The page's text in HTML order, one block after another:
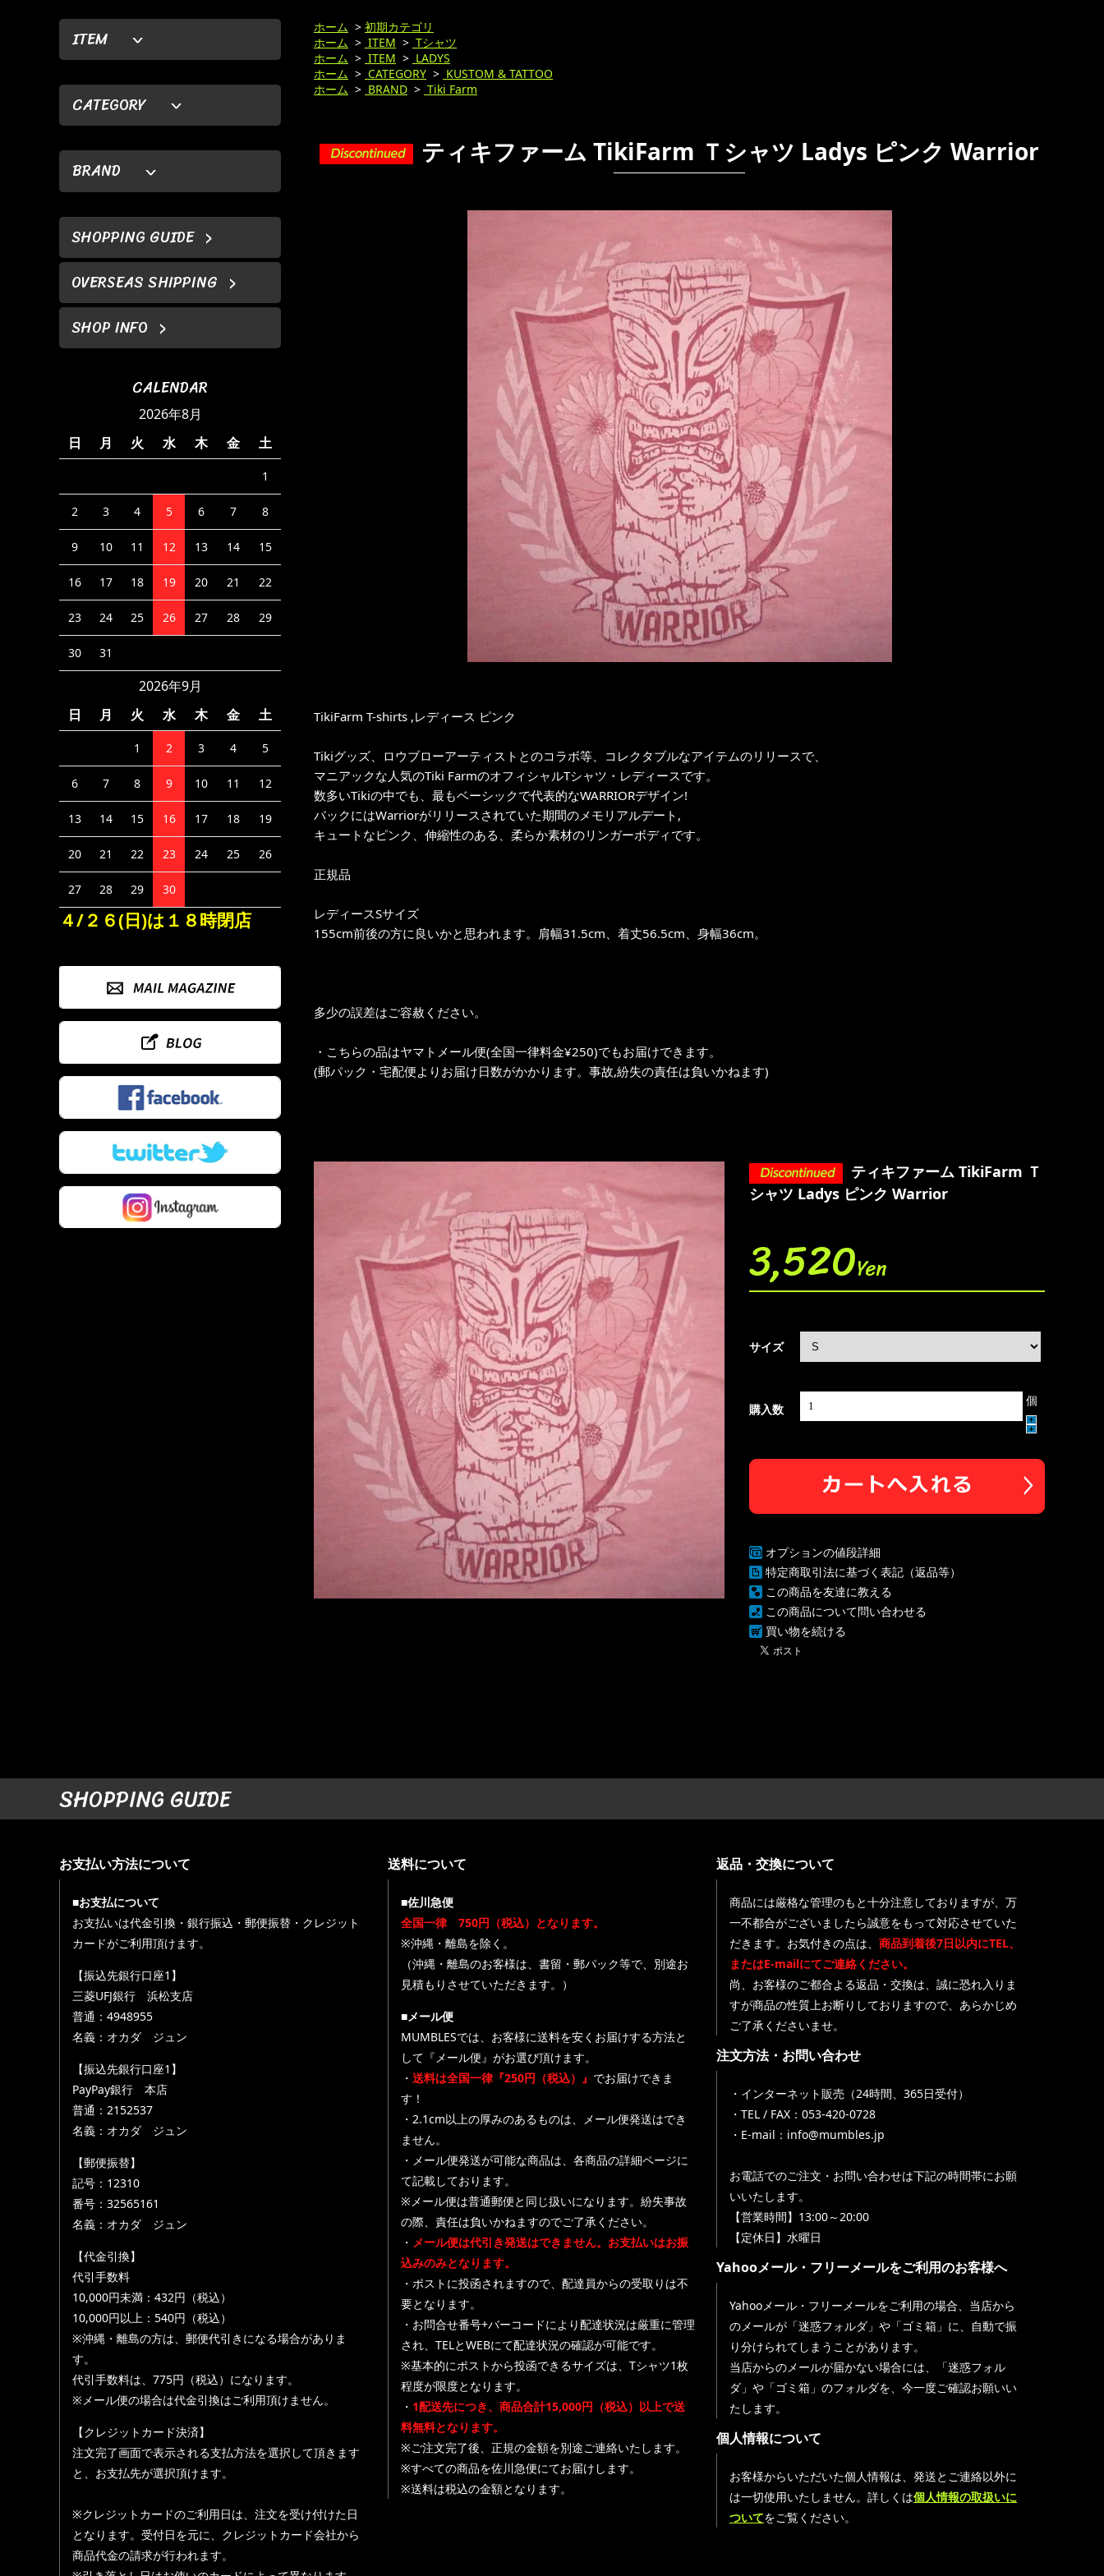
ITEM
CATEGORY
BRAND
SHOPPING GUIDE
OVERSEAS SHIPPING
SHOP INFO
CALENDAR
2026年8月
日
月 火 水 木 金 土
1
2 3 4 5 6 7 8
9 10 11 12 13 14 15
16 17 18 19 20 21 22
23 24 25 26 27 28 29
30 31
2026年9月
日
月 火 水 木 金 土
1 2 3 4 5
6 7 8 9 10 11 12
13 14 15 16 17 18 19
20 21 22 23 24 25 26
27 28 29 30
４/２６(日)は１８時閉店
ホーム > 初期カテゴリ
ホーム > ITEM > Tシャツ
ホーム > ITEM > LADYS
ホーム > CATEGORY > KUSTOM & TATTOO
ホーム > BRAND > Tiki Farm
ティキファーム TikiFarm Ｔシャツ Ladys ピンク Warrior
TikiFarm T-shirts ,レディース ピンク
Tikiグッズ、ロウブローアーティストとのコラボ等、コレクタブルなアイテムのリリースで、
マニアックな人気のTiki FarmのオフィシャルTシャツ・レディースです。
数多いTikiの中でも、最もベーシックで代表的なWARRIORデザイン!
バックにはWarriorがリリースされていた期間のメモリアルデート,
キュートなピンク、伸縮性のある、柔らか素材のリンガーボディです。
正規品
レディースSサイズ
155cm前後の方に良いかと思われます。肩幅31.5cm、着丈56.5cm、身幅36cm。
多少の誤差はご容赦ください。
・こちらの品はヤマトメール便(全国一律料金¥250)でもお届けできます。
(郵パック・宅配便よりお届け日数がかかります。事故,紛失の責任は負いかねます)
ティキファーム TikiFarm Ｔ
シャツ Ladys ピンク Warrior
3,520Yen
サイズ
購入数
個
オプションの値段詳細
特定商取引法に基づく表記（返品等）
この商品を友達に教える
この商品について問い合わせる
買い物を続ける
SHOPPING GUIDE
お支払い方法について
■お支払について
お支払いは代金引換・銀行振込・郵便振替・クレジット
カードがご利用頂けます。
【振込先銀行口座1】
三菱UFJ銀行 浜松支店
普通：4948955
名義：オカダ ジュン
【振込先銀行口座1】
PayPay銀行 本店
普通：2152537
名義：オカダ ジュン
【郵便振替】
記号：12310
番号：32565161
名義：オカダ ジュン
【代金引換】
代引手数料
10,000円未満：432円（税込）
10,000円以上：540円（税込）
※沖縄・離島の方は、郵便代引きになる場合がありま
す。
代引手数料は、775円（税込）になります。
※メール便の場合は代金引換はご利用頂けません。
【クレジットカード決済】
注文完了画面で表示される支払方法を選択して頂きます
と、お支払先が選択頂けます。
※クレジットカードのご利用日は、注文を受け付けた日
となります。受付日を元に、クレジットカード会社から
商品代金の請求が行われます。
送料について
■佐川急便
全国一律 750円（税込）となります。
※沖縄・離島を除く。
（沖縄・離島のお客様は、書留・郵パック等で、別途お
見積もりさせていただきます。）
■メール便
MUMBLESでは、お客様に送料を安くお届けする方法と
して『メール便』がお選び頂けます。
・ 送料は全国一律『250円（税込）』 でお届けできま
す！
・2.1cm以上の厚みのあるものは、メール便発送はでき
ません。
・メール便発送が可能な商品は、各商品の詳細ページに
て記載しております。
※メール便は普通郵便と同じ扱いになります。紛失事故
の際、責任は負いかねますのでご了承ください。
・ メール便は代引き発送はできません。お支払いはお振
込みのみとなります。
・ポストに投函されますので、配達員からの受取りは不
要となります。
・お問合せ番号+バーコードにより配達状況は厳重に管理
され、TELとWEBにて配達状況の確認が可能です。
※基本的にポストから投函できるサイズは、Tシャツ1枚
程度が限度となります。
・ 1配送先につき、商品合計15,000円（税込）以上で送
料無料となります。
※ご注文完了後、正規の金額を別途ご連絡いたします。
※すべての商品を佐川急便にてお届けします。
※送料は税込の金額となります。
返品・交換について
商品には厳格な管理のもと十分注意しておりますが、万
一不都合がございましたら誠意をもって対応させていた
だきます。お気付きの点は、 商品到着後7日以内にTEL、
またはE-mailにてご連絡ください。
尚、お客様のご都合よる返品・交換は、誠に恐れ入りま
すが商品の性質上お断りしておりますので、あらかじめ
ご了承くださいませ。
注文方法・お問い合わせ
・インターネット販売（24時間、365日受付）
・TEL / FAX：053-420-0728
・E-mail：info@mumbles.jp
お電話でのご注文・お問い合わせは下記の時間帯にお願
いいたします。
【営業時間】13:00～20:00
【定休日】水曜日
Yahooメール・フリーメールをご利用のお客様へ
Yahooメール・フリーメールをご利用の場合、当店から
のメールが「迷惑フォルダ」や「ゴミ箱」に、自動で振
り分けられてしまうことがあります。
当店からのメールが届かない場合には、「迷惑フォル
ダ」や「ゴミ箱」のフォルダを、今一度ご確認お願いい
たします。
個人情報について
お客様からいただいた個人情報は、発送とご連絡以外に
は一切使用いたしません。詳しくは個人情報の取扱いに
ついてをご覧ください。